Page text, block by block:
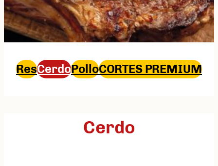
ResCerdoPolloCORTES PREMIUM
Cerdo